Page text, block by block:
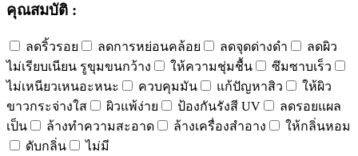
คุณสมบัติ :
ลดริ้วรอย ลดการหย่อนคล้อย ลดจุดด่างดำ
ลดผิว
ไม่เรียบเนียน รูขุมขนกว้าง
ให้ความชุ่มชื้น
ซึมซาบเร็ว
ไม่เหนียวเหนอะหนะ
ควบคุมมัน แก้ปัญหาสิว
ให้ผิว
ขาวกระจ่างใส
ผิวแพ้ง่าย ป้องกันรังสี UV
ลดรอยแผล
เป็น
ล้างทำความสะอาด ล้างเครื่องสำอาง
ให้กลิ่นหอม
ดับกลิ่น
ไม่มี